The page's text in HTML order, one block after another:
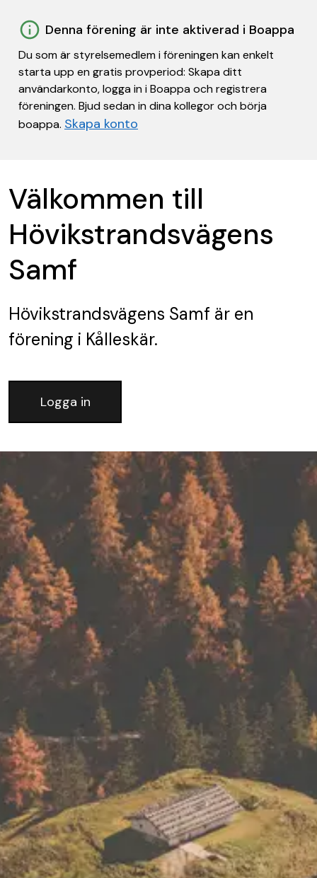
Denna förening är inte aktiverad i Boappa
Du som är styrelsemedlem i föreningen kan enkelt
starta upp en gratis provperiod: Skapa ditt
användarkonto, logga in i Boappa och registrera
föreningen. Bjud sedan in dina kollegor och börja
boappa. Skapa konto
Välkommen till
Hövikstrandsvägens
Samf
Hövikstrandsvägens Samf är en
förening i Kålleskär.
Logga in